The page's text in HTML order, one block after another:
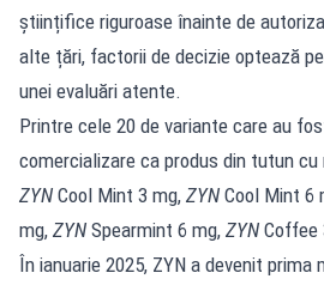
științifice riguroase înainte de
alte țări, factorii de decizie optează
unei evaluări atente.
Printre cele 20 de variante care au
comercializare ca produs din tutun cu
ZYN Cool Mint 3 mg, ZYN Cool Mint 6
mg, ZYN Spearmint 6 mg, ZYN Coffee
În ianuarie 2025, ZYN a devenit